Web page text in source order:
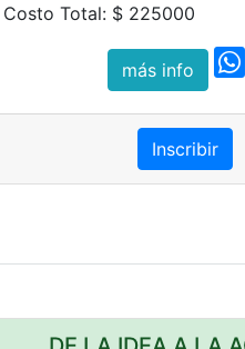
Costo Total: $ 225000
más info
Inscribir